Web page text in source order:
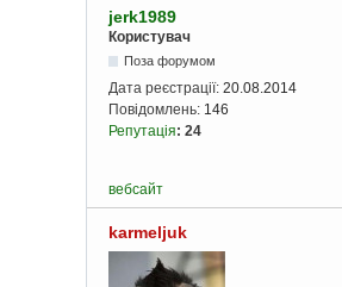
jerk1989
Користувач
Поза форумом
Дата реєстрації: 20.08.2014
Повідомлень: 146
Репутація: 24
вебсайт
karmeljuk